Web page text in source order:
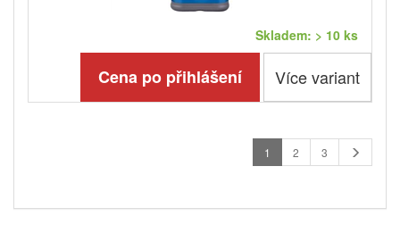
Skladem: > 10 ks
Cena po přihlášení Více variant
1 2 3